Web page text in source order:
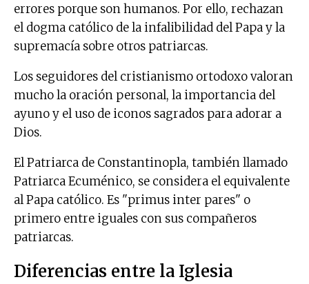
errores porque son humanos. Por ello, rechazan
el dogma católico de la infalibilidad del Papa y la
supremacía sobre otros patriarcas.
Los seguidores del cristianismo ortodoxo valoran
mucho la oración personal, la importancia del
ayuno y el uso de iconos sagrados para adorar a
Dios.
El Patriarca de Constantinopla, también llamado
Patriarca Ecuménico, se considera el equivalente
al Papa católico. Es "primus inter pares" o
primero entre iguales con sus compañeros
patriarcas.
Diferencias entre la Iglesia